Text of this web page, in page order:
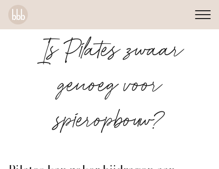
Is Pilates zwaar
genoeg voor
spieropbouw?